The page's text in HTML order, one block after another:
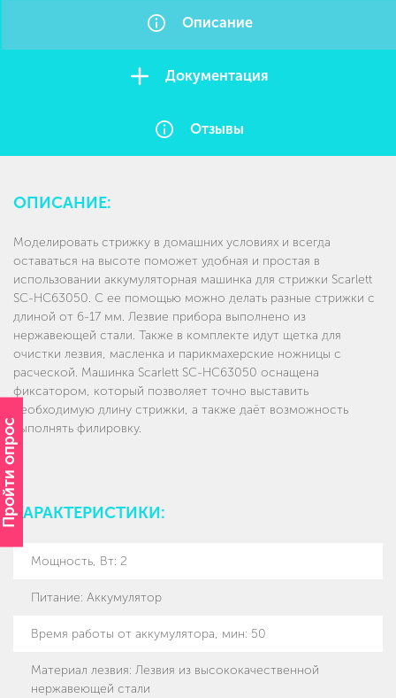
Пройти опрос
Описание
Документация
Отзывы
ОПИСАНИЕ:
Моделировать стрижку в домашних условиях и всегда
оставаться на высоте поможет удобная и простая в
использовании аккумуляторная машинка для стрижки Scarlett
SC-HC63050. С ее помощью можно делать разные стрижки с
длиной от 6-17 мм. Лезвие прибора выполнено из
нержавеющей стали. Также в комплекте идут щетка для
очистки лезвия, масленка и парикмахерские ножницы с
расческой. Машинка Scarlett SC-HC63050 оснащена
фиксатором, который позволяет точно выставить
необходимую длину стрижки, а также даёт возможность
выполнять филировку.
ХАРАКТЕРИСТИКИ:
Мощность, Вт: 2
Питание: Аккумулятор
Время работы от аккумулятора, мин: 50
Материал лезвия: Лезвия из высококачественной
нержавеющей стали